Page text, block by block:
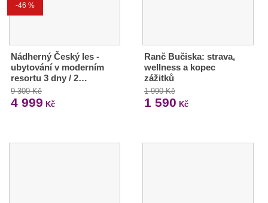
-46 %
Nádherný Český les -
ubytování v moderním
resortu 3 dny / 2…
9 300 Kč
4 999 Kč
Ranč Bučiska: strava,
wellness a kopec
zážitků
1 990 Kč
1 590 Kč